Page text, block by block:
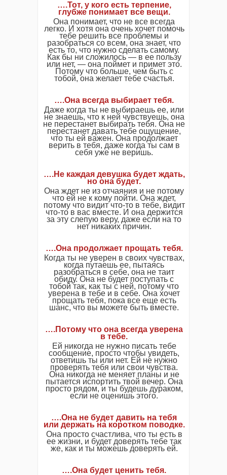
….Тот, у кого есть терпение,
глубже понимает все вещи.
Она понимает, что не все всегда
легко. И хотя она очень хочет помочь
тебе решить все проблемы и
разобраться со всем, она знает, что
есть то, что нужно сделать самому.
Как бы ни сложилось — в ее пользу
или нет, — она поймет и примет это.
Потому что больше, чем быть с
тобой, она желает тебе счастья.
….Она всегда выбирает тебя.
Даже когда ты не выбираешь ее, или
не знаешь, что к ней чувствуешь, она
не перестанет выбирать тебя. Она не
перестанет давать тебе ощущение,
что ты ей важен. Она продолжает
верить в тебя, даже когда ты сам в
себя уже не веришь.
….Не каждая девушка будет ждать,
но она будет.
Она ждет не из отчаяния и не потому
что ей не к кому пойти. Она ждет,
потому что видит что-то в тебе, видит
что-то в вас вместе. И она держится
за эту слепую веру, даже если на то
нет никаких причин.
….Она продолжает прощать тебя.
Когда ты не уверен в своих чувствах,
когда путаешь ее, пытаясь
разобраться в себе, она не таит
обиду. Она не будет поступать с
тобой так, как ты с ней, потому что
уверена в тебе и в себе. Она хочет
прощать тебя, пока все еще есть
шанс, что вы можете быть вместе.
….Потому что она всегда уверена
в тебе.
Ей никогда не нужно писать тебе
сообщение, просто чтобы увидеть,
ответишь ты или нет. Ей не нужно
проверять тебя или свои чувства.
Она никогда не меняет планы и не
пытается испортить твой вечер. Она
просто рядом, и ты будешь дураком,
если не оценишь этого.
….Она не будет давить на тебя
или держать на коротком поводке.
Она просто счастлива, что ты есть в
ее жизни, и будет доверять тебе так
же, как и ты можешь доверять ей.
….Она будет ценить тебя.